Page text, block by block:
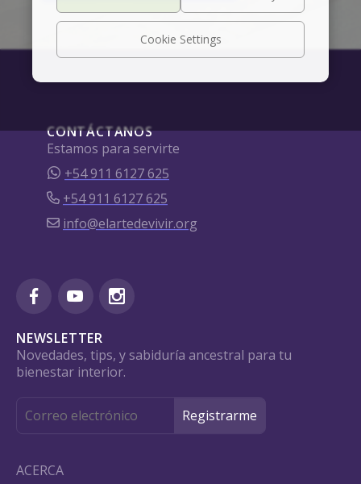
CONTÁCTANOS
Estamos para servirte
+54 911 6127 625
+54 911 6127 625
info@elartedevivir.org
NEWSLETTER
Novedades, tips, y sabiduría ancestral para tu
bienestar interior.
ACERCA
Cookie Settings